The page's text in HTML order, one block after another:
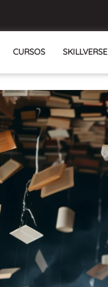
CURSOS SKILLVERSE